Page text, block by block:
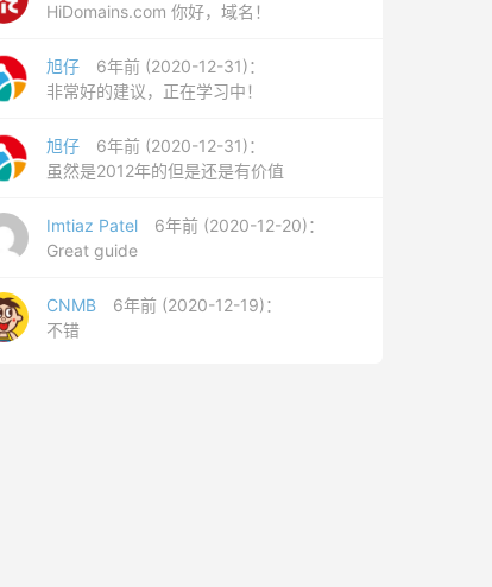
HiDomains.com 你好，域名！
旭仔
6年前 (2020-12-31)：
非常好的建议，正在学习中！
旭仔
6年前 (2020-12-31)：
虽然是2012年的但是还是有价值
Imtiaz Patel
6年前 (2020-12-20)：
Great guide
CNMB
6年前 (2020-12-19)：
不错